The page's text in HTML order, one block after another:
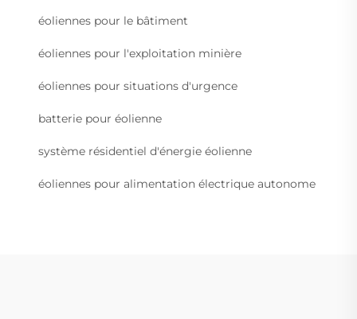
éoliennes pour le bâtiment
éoliennes pour l'exploitation minière
éoliennes pour situations d'urgence
batterie pour éolienne
système résidentiel d'énergie éolienne
éoliennes pour alimentation électrique autonome